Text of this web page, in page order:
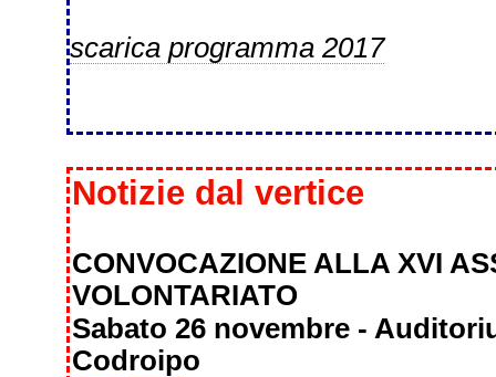
scarica programma 2017
Notizie dal vertice
CONVOCAZIONE ALLA XVI
VOLONTARIATO
Sabato 26 novembre -
Codroipo